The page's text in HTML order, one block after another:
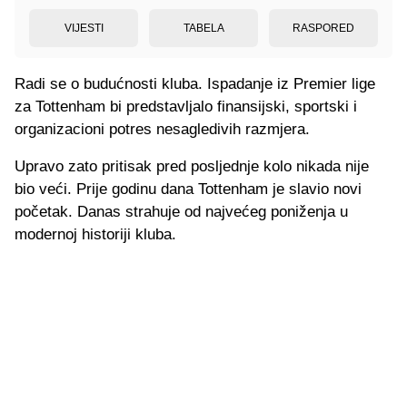
VIJESTI TABELA RASPORED
Radi se o budućnosti kluba. Ispadanje iz Premier lige
za Tottenham bi predstavljalo finansijski, sportski i
organizacioni potres nesagledivih razmjera.
Upravo zato pritisak pred posljednje kolo nikada nije
bio veći. Prije godinu dana Tottenham je slavio novi
početak. Danas strahuje od najvećeg poniženja u
modernoj historiji kluba.